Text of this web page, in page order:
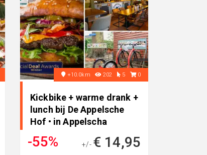
+10.0km 202 5 0
Kickbike + warme drank +
lunch bij De Appelsche
Hof • in Appelscha
-55% +/- € 14,95